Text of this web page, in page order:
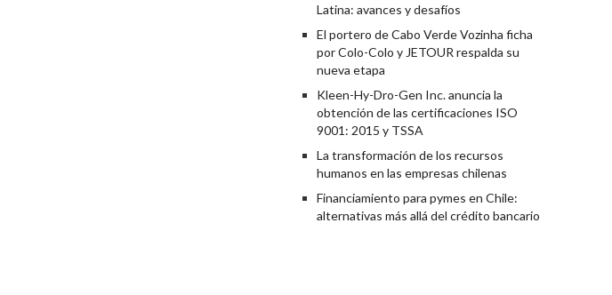
Latina: avances y desafíos
El portero de Cabo Verde Vozinha ficha
por Colo-Colo y JETOUR respalda su
nueva etapa
Kleen-Hy-Dro-Gen Inc. anuncia la
obtención de las certificaciones ISO
9001: 2015 y TSSA
La transformación de los recursos
humanos en las empresas chilenas
Financiamiento para pymes en Chile:
alternativas más allá del crédito bancario